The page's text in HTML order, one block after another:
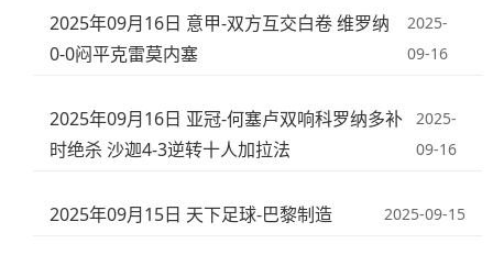
2025年09月16日 意甲-双方互交白卷 维罗纳
0-0闷平克雷莫内塞
2025-
09-16
2025年09月16日 亚冠-何塞卢双响科罗纳多补
时绝杀 沙迦4-3逆转十人加拉法
2025-
09-16
2025年09月15日 天下足球-巴黎制造 2025-09-15